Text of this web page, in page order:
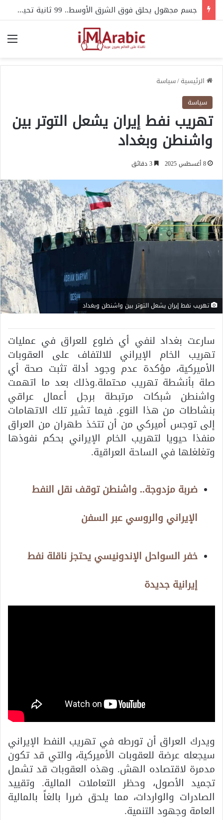
جسم مجهول يحلق فوق الشرق الأوسط.. 99 ثانية تحير الجيش الأمريكي
الرئيسية/سياسة
سياسة
تهريب نفط إيران يشعل التوتر بين
واشنطن وبغداد
8 أغسطس 2025
تهريب نفط إيران يشعل التوتر بين واشنطن وبغداد
سارعت بغداد لنفي أي ضلوع للعراق في عمليات
تهريب الخام الإيراني للالتفاف على العقوبات
الأميركية، مؤكدة عدم وجود أدلة تثبت صحة أي
صلة بأنشطة تهريب محتملة.وذلك بعد ما اتهمت
واشنطن شبكات مرتبطة برجل أعمال عراقي
بنشاطات من هذا النوع. فيما تشير تلك الاتهامات
إلى توجس أميركي من أن تتخذ طهران من العراق
منفذا حيويا لتهريب الخام الإيراني بحكم نفوذها
وتغلغلها في الساحة العراقية.
ضربة مزدوجة.. واشنطن توقف نقل النفط
الإيراني والروسي عبر السفن
خفر السواحل الإندونيسي يحتجز ناقلة نفط
إيرانية جديدة
ويدرك العراق أن تورطه في تهريب النفط الإيراني
سيجعله عرضة للعقوبات الأميركية، والتي قد تكون
مدمرة لاقتصاده الهش. وهذه العقوبات قد تشمل
تجميد الأصول، وحظر التعاملات المالية. وتقييد
الصادرات والواردات، مما يلحق ضررا بالغاً بالمالية
العامة وجهود التنمية.